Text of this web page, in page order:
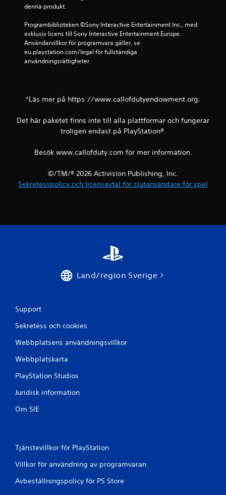
t
denna produkt.
Programbiblioteken ©Sony Interactive Entertainment Inc., med
exklusiv licens till Sony Interactive Entertainment Europe.
Användarvillkor för programvara gäller, se
eu.playstation.com/legal för fullständiga
användningsrättigheter.
*Läs mer på https://www.callofdutyendowment.org.
Det här paketet finns inte till alla plattformar och fungerar
troligen endast på PlayStation®.
Besök www.callofduty.com för mer information.
©/TM/® 2026 Activision Publishing, Inc.
Sekretesspolicy och licensavtal för slutanvändare för spel
Land/region Sverige
Support
Sekretess och cookies
Webbplatsens användningsvillkor
Webbplatskarta
PlayStation Studios
Juridisk information
Om SIE
Tjänstevillkor för PlayStation
Villkor för användning av programvaran
Avbeställningspolicy för PS Store